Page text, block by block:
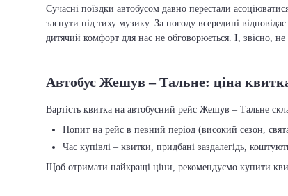
Сучасні поїздки автобусом давно перестали
заснути під тиху музику. За погоду всередині
дитячий комфорт для нас не обговорюється. І, звісно,
Автобус Жешув – Тальне: ціна
Вартість квитка на автобусний рейс Жешув – Тальне
Попит на рейс в певний період (високий сезон,
Час купівлі – квитки, придбані заздалегідь,
Щоб отримати найкращі ціни, рекомендуємо купити